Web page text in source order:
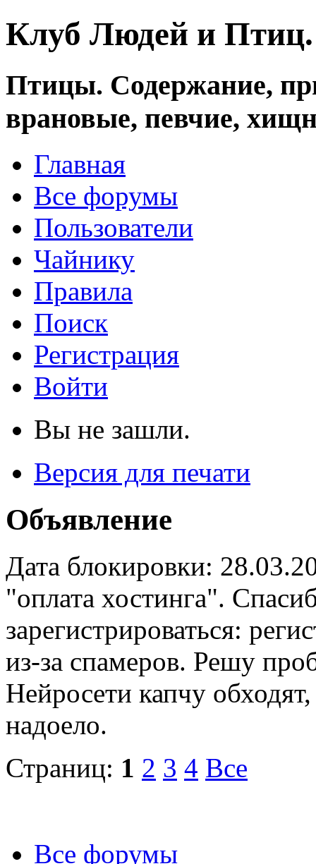
Клуб Людей и
Птицы. Содержание,
врановые, певчие,
Главная
Все форумы
Пользователи
Чайнику
Правила
Поиск
Регистрация
Войти
Вы не зашли.
Версия для печати
Объявление
Дата блокировки:
"оплата хостинга".
зарегистрироваться:
из-за спамеров. Решу
Нейросети капчу
надоело.
Страниц: 1 2 3 4 Все
Все форумы